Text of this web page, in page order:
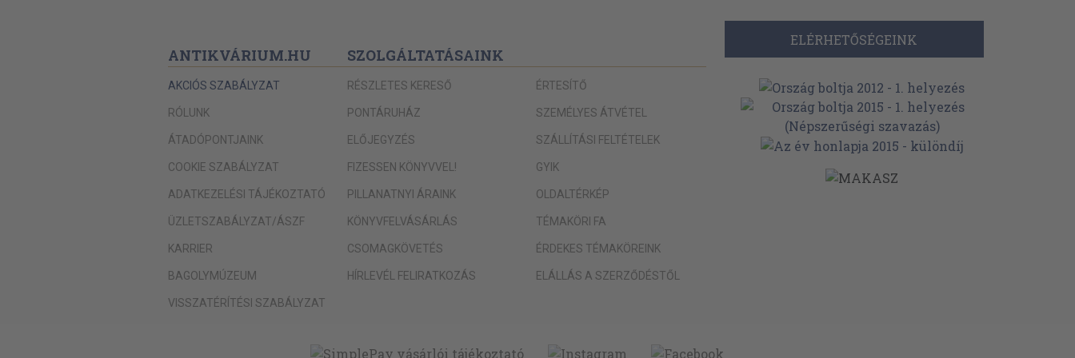
ANTIKVÁRIUM.HU
AKCIÓS SZABÁLYZAT
RÓLUNK
ÁTADÓPONTJAINK
COOKIE SZABÁLYZAT
ADATKEZELÉSI TÁJÉKOZTATÓ
ÜZLETSZABÁLYZAT/ÁSZF
KARRIER
BAGOLYMÚZEUM
VISSZATÉRÍTÉSI SZABÁLYZAT
SZOLGÁLTATÁSAINK
RÉSZLETES KERESŐ
PONTÁRUHÁZ
ELŐJEGYZÉS
FIZESSEN KÖNYVVEL!
PILLANATNYI ÁRAINK
KÖNYVFELVÁSÁRLÁS
CSOMAGKÖVETÉS
HÍRLEVÉL FELIRATKOZÁS
ÉRTESÍTŐ
SZEMÉLYES ÁTVÉTEL
SZÁLLÍTÁSI FELTÉTELEK
GYIK
OLDALTÉRKÉP
TÉMAKÖRI FA
ÉRDEKES TÉMAKÖREINK
ELÁLLÁS A SZERZŐDÉSTŐL
ELÉRHETŐSÉGEINK